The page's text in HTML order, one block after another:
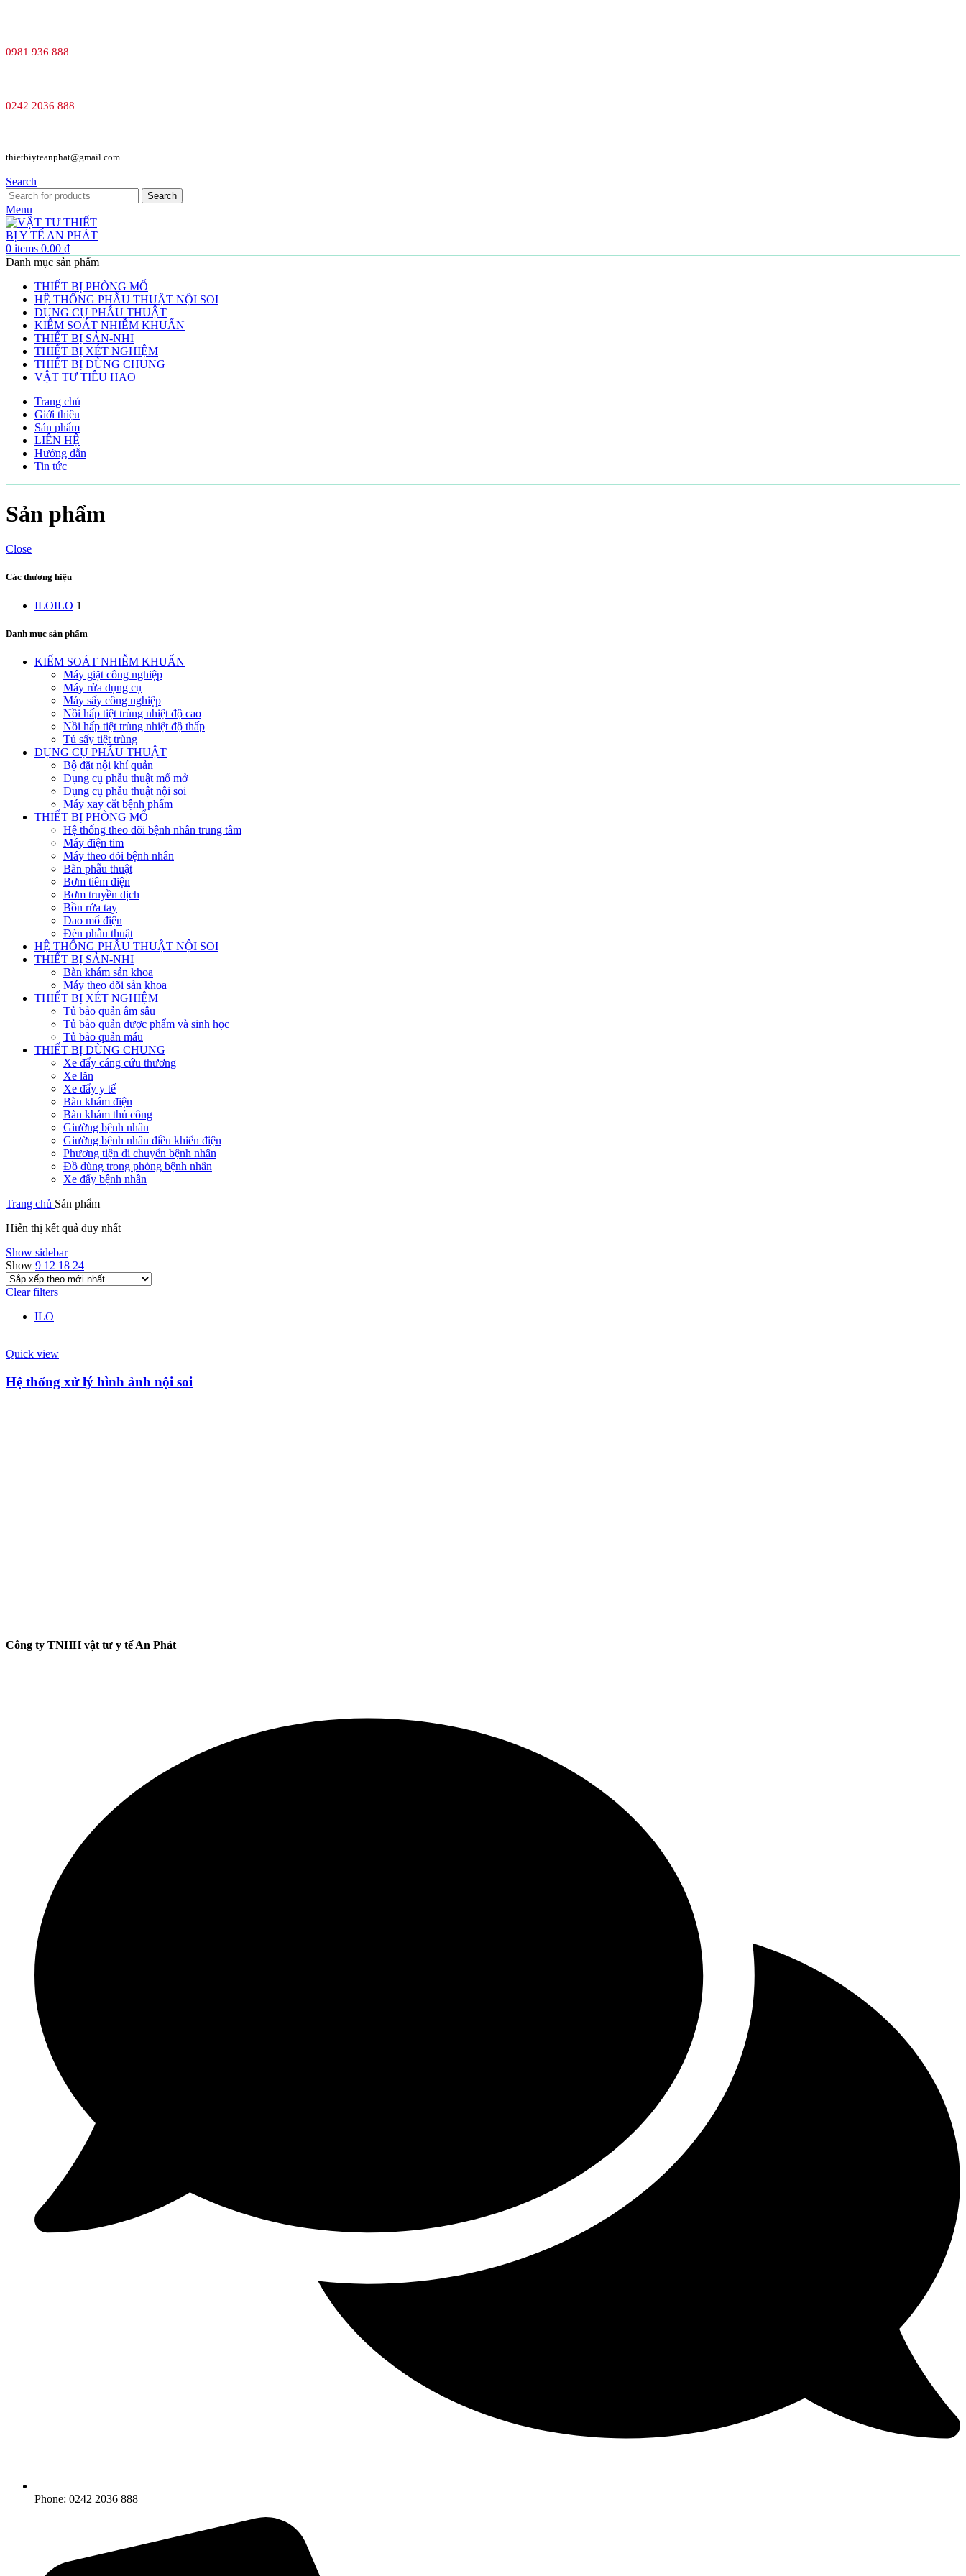
0981 936 888
0242 2036 888
thietbiyteanphat@gmail.com
Search
Search
Menu
0 items 0.00 ₫
Danh mục sản phẩm
THIẾT BỊ PHÒNG MỔ
HỆ THỐNG PHẪU THUẬT NỘI SOI
DỤNG CỤ PHẪU THUẬT
KIẾM SOÁT NHIỄM KHUẨN
THIẾT BỊ SẢN-NHI
THIẾT BỊ XÉT NGHIỆM
THIẾT BỊ DÙNG CHUNG
VẬT TƯ TIÊU HAO
Trang chủ
Giới thiệu
Sản phẩm
LIÊN HỆ
Hướng dẫn
Tin tức
Sản phẩm
Close
Các thương hiệu
ILOILO 1
Danh mục sản phẩm
KIẾM SOÁT NHIỄM KHUẨN
Máy giặt công nghiệp
Máy rửa dụng cụ
Máy sấy công nghiệp
Nồi hấp tiệt trùng nhiệt độ cao
Nồi hấp tiệt trùng nhiệt độ thấp
Tủ sấy tiệt trùng
DỤNG CỤ PHẪU THUẬT
Bộ đặt nội khí quản
Dụng cụ phẫu thuật mổ mở
Dụng cụ phẫu thuật nội soi
Máy xay cắt bệnh phẩm
THIẾT BỊ PHÒNG MỔ
Hệ thống theo dõi bệnh nhân trung tâm
Máy điện tim
Máy theo dõi bệnh nhân
Bàn phẫu thuật
Bơm tiêm điện
Bơm truyền dịch
Bồn rửa tay
Dao mổ điện
Đèn phẫu thuật
HỆ THỐNG PHẪU THUẬT NỘI SOI
THIẾT BỊ SẢN-NHI
Bàn khám sản khoa
Máy theo dõi sản khoa
THIẾT BỊ XÉT NGHIỆM
Tủ bảo quản âm sâu
Tủ bảo quản dược phẩm và sinh học
Tủ bảo quản máu
THIẾT BỊ DÙNG CHUNG
Xe đẩy cáng cứu thương
Xe lăn
Xe đẩy y tế
Bàn khám điện
Bàn khám thủ công
Giường bệnh nhân
Giường bệnh nhân điều khiển điện
Phương tiện di chuyển bệnh nhân
Đồ dùng trong phòng bệnh nhân
Xe đẩy bệnh nhân
Trang chủ Sản phẩm
Hiển thị kết quả duy nhất
Show sidebar
Show 9 12 18 24
Clear filters
ILO
Quick view
Hệ thống xử lý hình ảnh nội soi
Công ty TNHH vật tư y tế An Phát
Phone: 0242 2036 888